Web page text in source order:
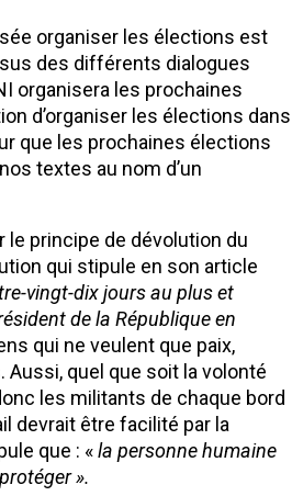
organiser les élections est
des différents dialogues
organisera les prochaines
d’organiser les élections dans
que les prochaines élections
textes au nom d’un
principe de dévolution du
qui stipule en son article
vingt-dix jours au plus et
de la République en
qui ne veulent que paix,
quel que soit la volonté
les militants de chaque bord
devrait être facilité par la
que : «la personne humaine
».